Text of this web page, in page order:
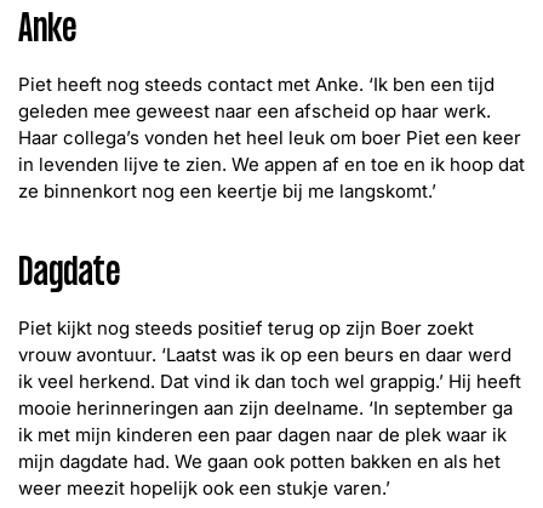
Anke
Piet heeft nog steeds contact met Anke. ‘Ik ben een tijd
geleden mee geweest naar een afscheid op haar werk.
Haar collega’s vonden het heel leuk om boer Piet een keer
in levenden lijve te zien. We appen af en toe en ik hoop dat
ze binnenkort nog een keertje bij me langskomt.’
Dagdate
Piet kijkt nog steeds positief terug op zijn Boer zoekt
vrouw avontuur. ‘Laatst was ik op een beurs en daar werd
ik veel herkend. Dat vind ik dan toch wel grappig.’ Hij heeft
mooie herinneringen aan zijn deelname. ‘In september ga
ik met mijn kinderen een paar dagen naar de plek waar ik
mijn dagdate had. We gaan ook potten bakken en als het
weer meezit hopelijk ook een stukje varen.’